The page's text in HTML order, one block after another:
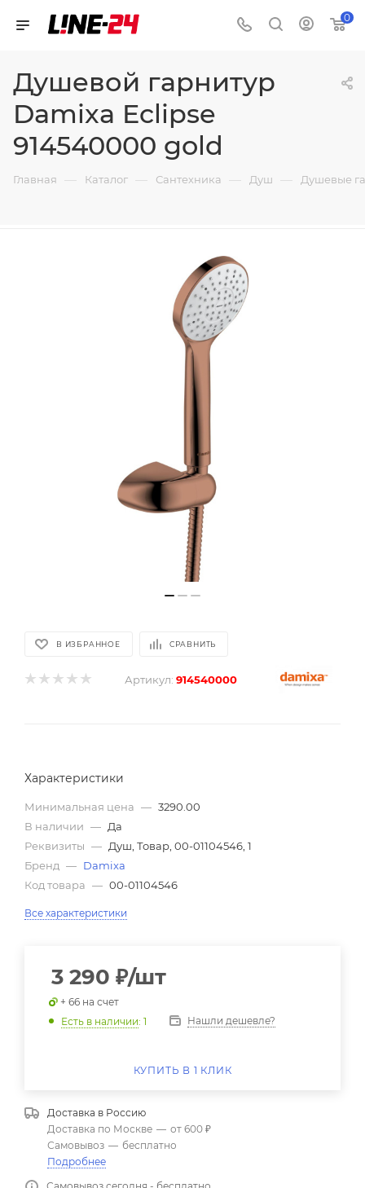
0
Душевой гарнитур
Damixa Eclipse
914540000 gold
Главная — Каталог — Сантехника — Душ — Душевые
В ИЗБРАННОЕ СРАВНИТЬ
Артикул: 914540000
Характеристики
Минимальная цена — 3290.00
В наличии — Да
Реквизиты — Душ, Товар, 00-01104546, 1
Бренд — Damixa
Код товара — 00-01104546
Все характеристики
3 290 ₽/шт
+ 66 на счет
Есть в наличии: 1 Нашли дешевле?
КУПИТЬ В 1 КЛИК
Доставка в Россию
Доставка по Москве — от 600 ₽
Самовывоз — бесплатно
Подробнее